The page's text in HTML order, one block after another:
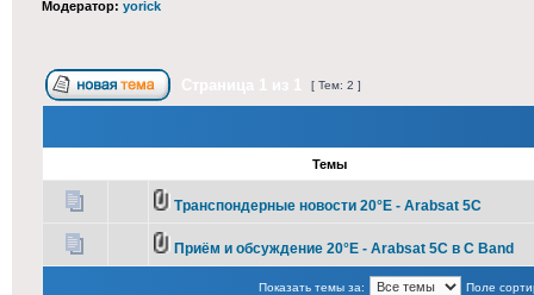
Модератор: yorick
[ Тем: 2 ]
Темы
Транспондерные новости 20°E - Arabsat 5C
Приём и обсуждение 20°E - Arabsat 5C в С Band
Показать темы за: Поле